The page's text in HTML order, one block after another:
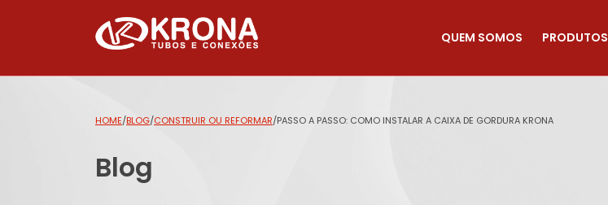
QUEM SOMOS PRODUTOS
HOME/BLOG/CONSTRUIR OU REFORMAR/PASSO A PASSO: COMO INSTALAR A CAIXA DE GORDURA KRONA
Blog